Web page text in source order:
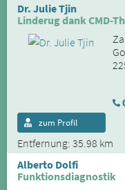
Dr. Julie Tjin
Linderug dank CMD-
Entfernung: 35.98 km
zum Profil
Alberto Dolfi
Funktionsdiagnostik